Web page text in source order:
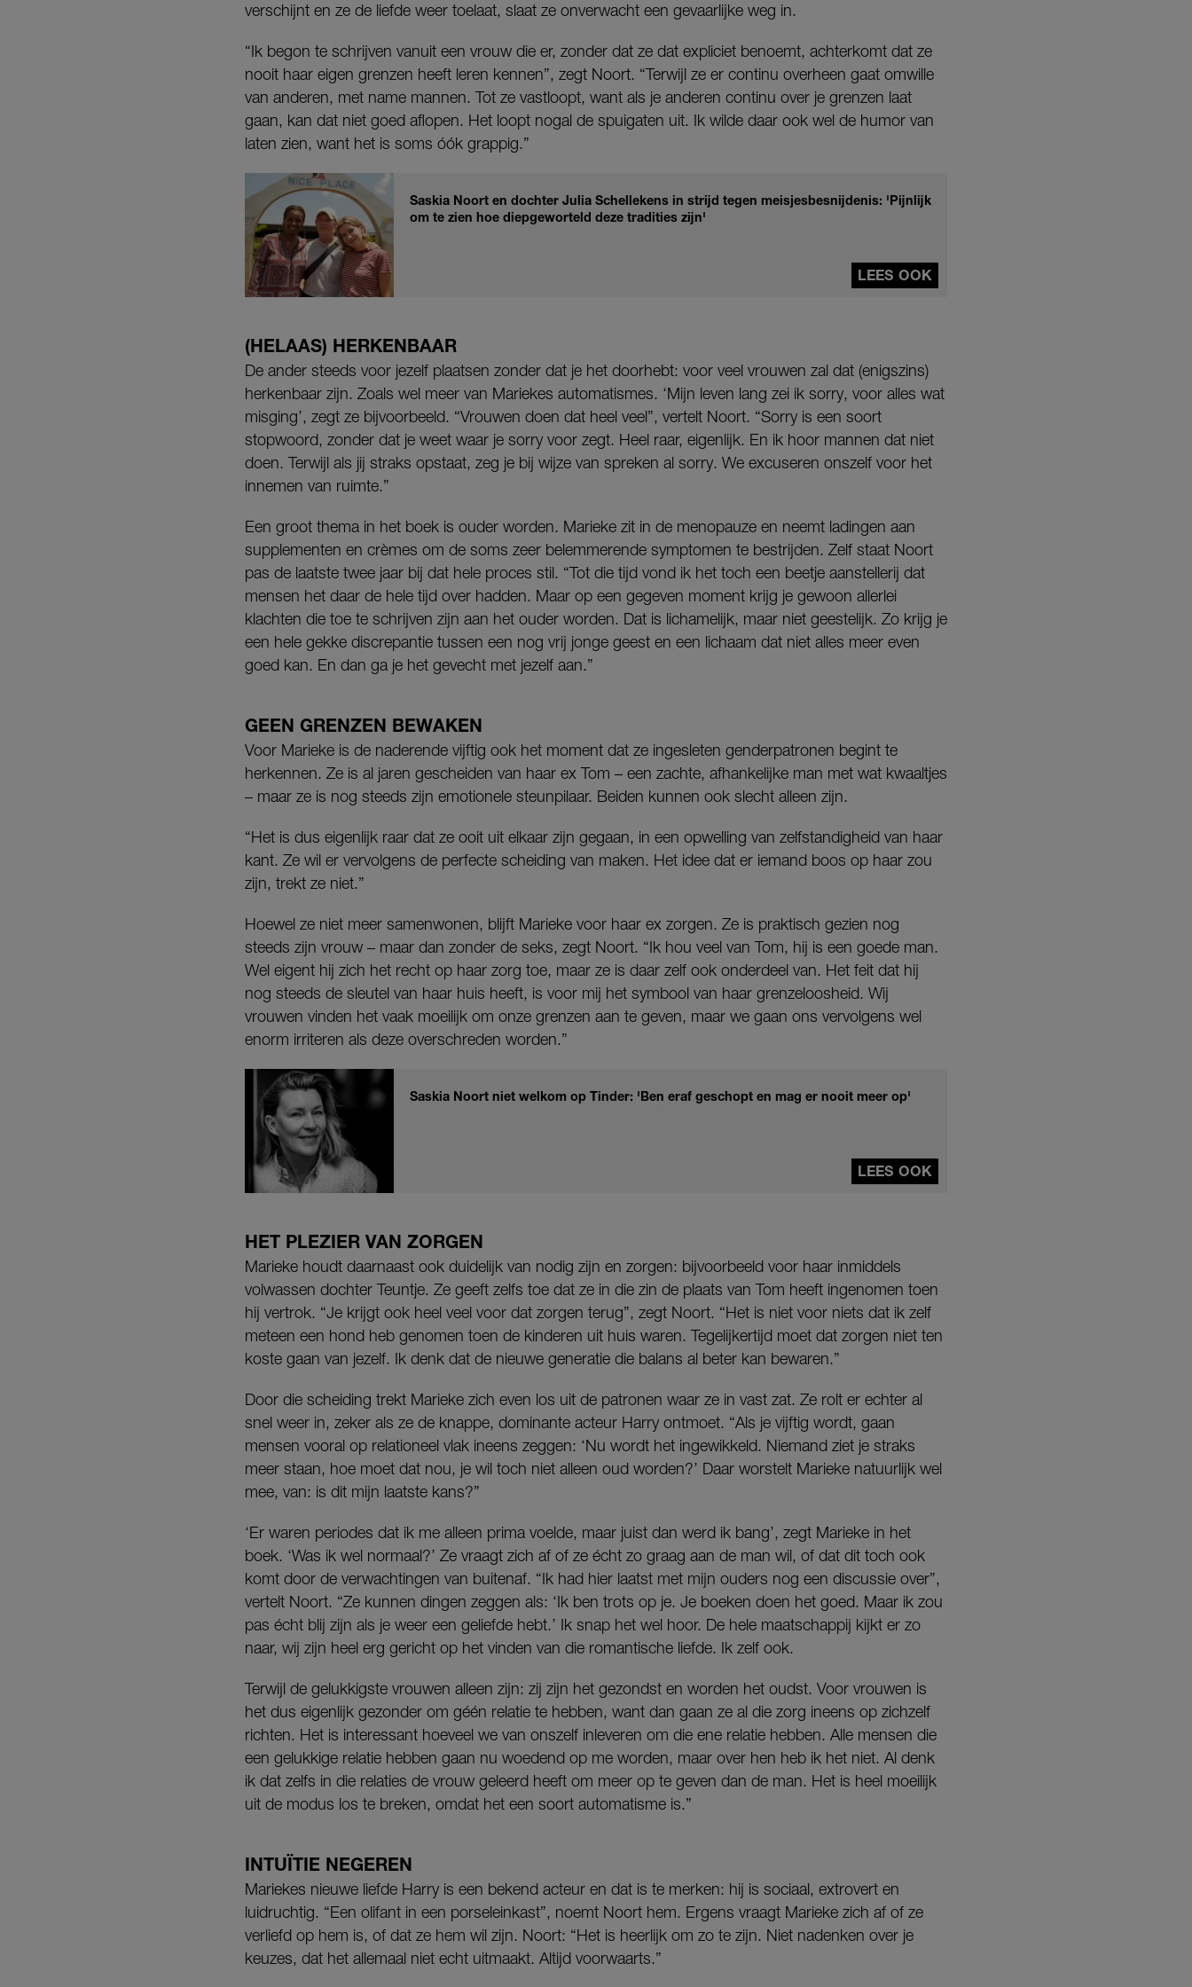
verschijnt en ze de liefde weer toelaat, slaat ze onverwacht een gevaarlijke weg in.
“Ik begon te schrijven vanuit een vrouw die er, zonder dat ze dat expliciet benoemt, achterkomt dat ze
nooit haar eigen grenzen heeft leren kennen”, zegt Noort. “Terwijl ze er continu overheen gaat omwille
van anderen, met name mannen. Tot ze vastloopt, want als je anderen continu over je grenzen laat
gaan, kan dat niet goed aflopen. Het loopt nogal de spuigaten uit. Ik wilde daar ook wel de humor van
laten zien, want het is soms óók grappig.”
Saskia Noort en dochter Julia Schellekens in strijd tegen meisjesbesnijdenis: 'Pijnlijk
om te zien hoe diepgeworteld deze tradities zijn'
LEES OOK
(HELAAS) HERKENBAAR
De ander steeds voor jezelf plaatsen zonder dat je het doorhebt: voor veel vrouwen zal dat (enigszins)
herkenbaar zijn. Zoals wel meer van Mariekes automatismes. ‘Mijn leven lang zei ik sorry, voor alles wat
misging’, zegt ze bijvoorbeeld. “Vrouwen doen dat heel veel”, vertelt Noort. “Sorry is een soort
stopwoord, zonder dat je weet waar je sorry voor zegt. Heel raar, eigenlijk. En ik hoor mannen dat niet
doen. Terwijl als jij straks opstaat, zeg je bij wijze van spreken al sorry. We excuseren onszelf voor het
innemen van ruimte.”
Een groot thema in het boek is ouder worden. Marieke zit in de menopauze en neemt ladingen aan
supplementen en crèmes om de soms zeer belemmerende symptomen te bestrijden. Zelf staat Noort
pas de laatste twee jaar bij dat hele proces stil. “Tot die tijd vond ik het toch een beetje aanstellerij dat
mensen het daar de hele tijd over hadden. Maar op een gegeven moment krijg je gewoon allerlei
klachten die toe te schrijven zijn aan het ouder worden. Dat is lichamelijk, maar niet geestelijk. Zo krijg je
een hele gekke discrepantie tussen een nog vrij jonge geest en een lichaam dat niet alles meer even
goed kan. En dan ga je het gevecht met jezelf aan.”
GEEN GRENZEN BEWAKEN
Voor Marieke is de naderende vijftig ook het moment dat ze ingesleten genderpatronen begint te
herkennen. Ze is al jaren gescheiden van haar ex Tom – een zachte, afhankelijke man met wat kwaaltjes
– maar ze is nog steeds zijn emotionele steunpilaar. Beiden kunnen ook slecht alleen zijn.
“Het is dus eigenlijk raar dat ze ooit uit elkaar zijn gegaan, in een opwelling van zelfstandigheid van haar
kant. Ze wil er vervolgens de perfecte scheiding van maken. Het idee dat er iemand boos op haar zou
zijn, trekt ze niet.”
Hoewel ze niet meer samenwonen, blijft Marieke voor haar ex zorgen. Ze is praktisch gezien nog
steeds zijn vrouw – maar dan zonder de seks, zegt Noort. “Ik hou veel van Tom, hij is een goede man.
Wel eigent hij zich het recht op haar zorg toe, maar ze is daar zelf ook onderdeel van. Het feit dat hij
nog steeds de sleutel van haar huis heeft, is voor mij het symbool van haar grenzeloosheid. Wij
vrouwen vinden het vaak moeilijk om onze grenzen aan te geven, maar we gaan ons vervolgens wel
enorm irriteren als deze overschreden worden.”
Saskia Noort niet welkom op Tinder: 'Ben eraf geschopt en mag er nooit meer op'
LEES OOK
HET PLEZIER VAN ZORGEN
Marieke houdt daarnaast ook duidelijk van nodig zijn en zorgen: bijvoorbeeld voor haar inmiddels
volwassen dochter Teuntje. Ze geeft zelfs toe dat ze in die zin de plaats van Tom heeft ingenomen toen
hij vertrok. “Je krijgt ook heel veel voor dat zorgen terug”, zegt Noort. “Het is niet voor niets dat ik zelf
meteen een hond heb genomen toen de kinderen uit huis waren. Tegelijkertijd moet dat zorgen niet ten
koste gaan van jezelf. Ik denk dat de nieuwe generatie die balans al beter kan bewaren.”
Door die scheiding trekt Marieke zich even los uit de patronen waar ze in vast zat. Ze rolt er echter al
snel weer in, zeker als ze de knappe, dominante acteur Harry ontmoet. “Als je vijftig wordt, gaan
mensen vooral op relationeel vlak ineens zeggen: ‘Nu wordt het ingewikkeld. Niemand ziet je straks
meer staan, hoe moet dat nou, je wil toch niet alleen oud worden?’ Daar worstelt Marieke natuurlijk wel
mee, van: is dit mijn laatste kans?”
‘Er waren periodes dat ik me alleen prima voelde, maar juist dan werd ik bang’, zegt Marieke in het
boek. ‘Was ik wel normaal?’ Ze vraagt zich af of ze écht zo graag aan de man wil, of dat dit toch ook
komt door de verwachtingen van buitenaf. “Ik had hier laatst met mijn ouders nog een discussie over”,
vertelt Noort. “Ze kunnen dingen zeggen als: ‘Ik ben trots op je. Je boeken doen het goed. Maar ik zou
pas écht blij zijn als je weer een geliefde hebt.’ Ik snap het wel hoor. De hele maatschappij kijkt er zo
naar, wij zijn heel erg gericht op het vinden van die romantische liefde. Ik zelf ook.
Terwijl de gelukkigste vrouwen alleen zijn: zij zijn het gezondst en worden het oudst. Voor vrouwen is
het dus eigenlijk gezonder om géén relatie te hebben, want dan gaan ze al die zorg ineens op zichzelf
richten. Het is interessant hoeveel we van onszelf inleveren om die ene relatie hebben. Alle mensen die
een gelukkige relatie hebben gaan nu woedend op me worden, maar over hen heb ik het niet. Al denk
ik dat zelfs in die relaties de vrouw geleerd heeft om meer op te geven dan de man. Het is heel moeilijk
uit de modus los te breken, omdat het een soort automatisme is.”
INTUÏTIE NEGEREN
Mariekes nieuwe liefde Harry is een bekend acteur en dat is te merken: hij is sociaal, extrovert en
luidruchtig. “Een olifant in een porseleinkast”, noemt Noort hem. Ergens vraagt Marieke zich af of ze
verliefd op hem is, of dat ze hem wil zijn. Noort: “Het is heerlijk om zo te zijn. Niet nadenken over je
keuzes, dat het allemaal niet echt uitmaakt. Altijd voorwaarts.”